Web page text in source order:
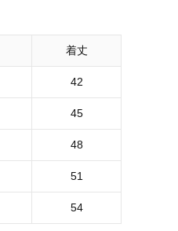
着丈
42
45
48
51
54